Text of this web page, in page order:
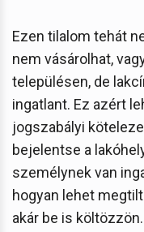
Ezen tilalom tehát
nem vásárolhat,
településen, de
ingatlant. Ez azért
jogszabályi
bejelentse a
személynek van
hogyan lehet
akár be is